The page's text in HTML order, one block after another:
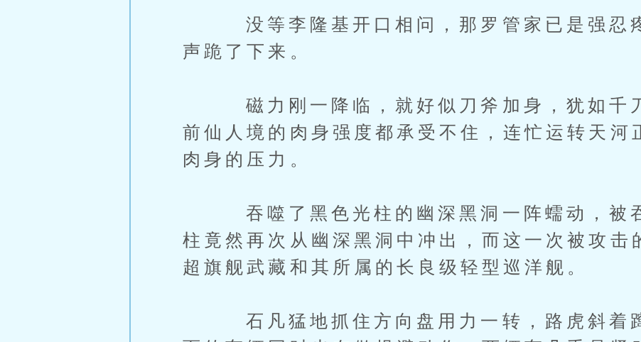
没等李隆基开口相问，那罗管家已是强忍
声跪了下来。
磁力刚一降临，就好似刀斧加身，犹如千
前仙人境的肉身强度都承受不住，连忙运转天河
肉身的压力。
吞噬了黑色光柱的幽深黑洞一阵蠕动，被
柱竟然再次从幽深黑洞中冲出，而这一次被攻击
超旗舰武藏和其所属的长良级轻型巡洋舰。
石凡猛地抓住方向盘用力一转，路虎斜着